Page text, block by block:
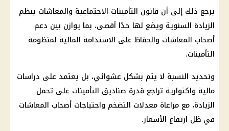
يرجع ذلك إلى أن قانون التأمينات الاجتماعية والمعاشات ينظم
الزيادة السنوية ويضع لها حدًا أقصى، بما يوازن بين دعم
أصحاب المعاشات والحفاظ على الاستدامة المالية لمنظومة
التأمينات.
وتحديد النسبة لا يتم بشكل عشوائي، بل يعتمد على دراسات
مالية واكتوارية تراجع قدرة صناديق التأمينات على تحمل
الزيادة، مع مراعاة معدلات التضخم واحتياجات أصحاب المعاشات
في ظل ارتفاع الأسعار.